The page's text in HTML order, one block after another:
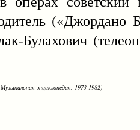
(«Джордано
Булахович
энциклопедия, 1973-1982)